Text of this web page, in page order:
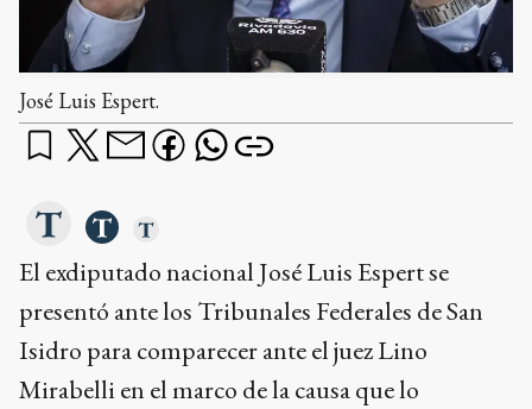
José Luis Espert.
El exdiputado nacional José Luis Espert se
presentó ante los Tribunales Federales de San
Isidro para comparecer ante el juez Lino
Mirabelli en el marco de la causa que lo